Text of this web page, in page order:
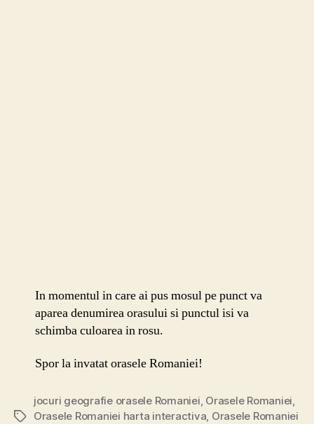
In momentul in care ai pus mosul pe punct va
aparea denumirea orasului si punctul isi va
schimba culoarea in rosu.
Spor la invatat orasele Romaniei!
Etichete
jocuri geografie orasele Romaniei, Orasele Romaniei,
Orasele Romaniei harta interactiva, Orasele Romaniei